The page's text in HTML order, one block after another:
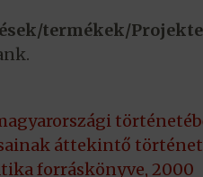
termékek/
áttekintő
forráskönyve, 2000